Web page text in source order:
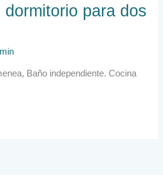
para dos
Baño independiente. Cocina